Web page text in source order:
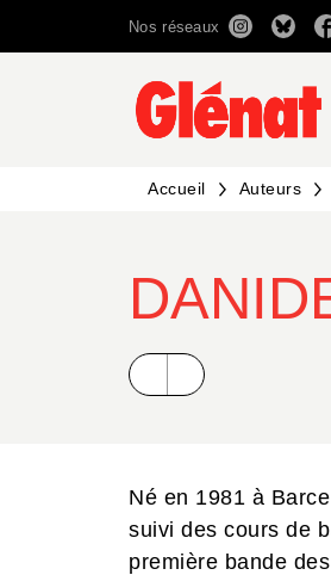
Nos réseaux
Accueil Auteurs
Né en 1981 à
suivi des cours de
première bande